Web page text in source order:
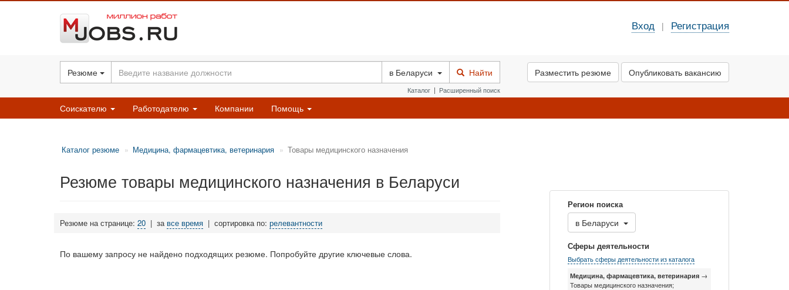
Вход | Регистрация
Резюме в Беларуси Найти
Каталог | Расширенный поиск
Разместить резюме Опубликовать вакансию
Соискателю Работодателю Компании Помощь
Каталог резюме Медицина, фармацевтика, ветеринария Товары медицинского назначения
Резюме товары медицинского назначения в Беларуси
Резюме на странице: 20 | за все время | сортировка по: релевантности
По вашему запросу не найдено подходящих резюме. Попробуйте другие ключевые слова.
Регион поиска
в Беларуси
Сферы деятельности
Выбрать сферы деятельности из каталога
Медицина, фармацевтика, ветеринария →
Товары медицинского назначения;